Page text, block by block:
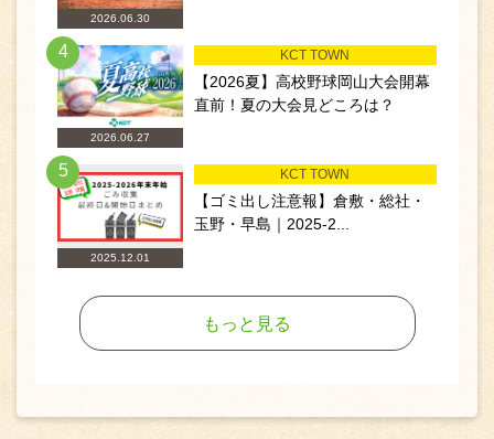
2026.06.30
4
2026.06.27
KCT TOWN
【2026夏】高校野球岡山大会開幕
直前！夏の大会見どころは？
5
2025.12.01
KCT TOWN
【ゴミ出し注意報】倉敷・総社・
玉野・早島｜2025-2...
もっと見る